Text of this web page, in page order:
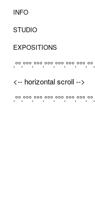
INFO
STUDIO
EXPOSITIONS
.°°.°°°.°°°.°°°.°°°.°°°.°°°.°°.
<-- horizontal scroll -->
.°°.°°°.°°°.°°°.°°°.°°°.°°°.°°.